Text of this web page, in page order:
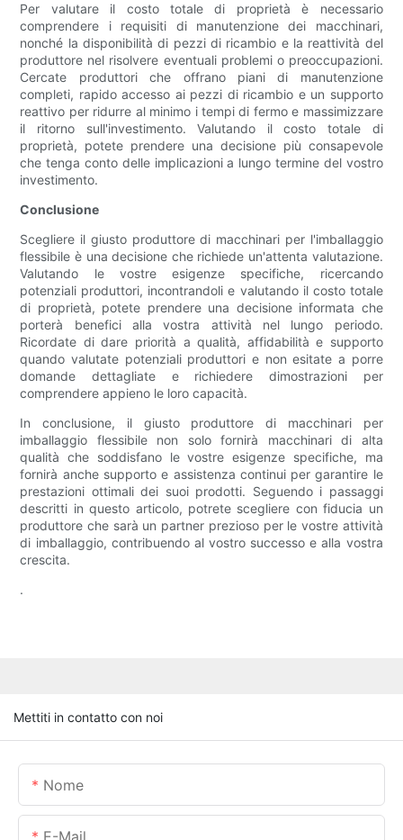
Per valutare il costo totale di proprietà è necessario
comprendere i requisiti di manutenzione dei macchinari,
nonché la disponibilità di pezzi di ricambio e la reattività del
produttore nel risolvere eventuali problemi o preoccupazioni.
Cercate produttori che offrano piani di manutenzione
completi, rapido accesso ai pezzi di ricambio e un supporto
reattivo per ridurre al minimo i tempi di fermo e massimizzare
il ritorno sull'investimento. Valutando il costo totale di
proprietà, potete prendere una decisione più consapevole
che tenga conto delle implicazioni a lungo termine del vostro
investimento.
Conclusione
Scegliere il giusto produttore di macchinari per l'imballaggio
flessibile è una decisione che richiede un'attenta valutazione.
Valutando le vostre esigenze specifiche, ricercando
potenziali produttori, incontrandoli e valutando il costo totale
di proprietà, potete prendere una decisione informata che
porterà benefici alla vostra attività nel lungo periodo.
Ricordate di dare priorità a qualità, affidabilità e supporto
quando valutate potenziali produttori e non esitate a porre
domande dettagliate e richiedere dimostrazioni per
comprendere appieno le loro capacità.
In conclusione, il giusto produttore di macchinari per
imballaggio flessibile non solo fornirà macchinari di alta
qualità che soddisfano le vostre esigenze specifiche, ma
fornirà anche supporto e assistenza continui per garantire le
prestazioni ottimali dei suoi prodotti. Seguendo i passaggi
descritti in questo articolo, potrete scegliere con fiducia un
produttore che sarà un partner prezioso per le vostre attività
di imballaggio, contribuendo al vostro successo e alla vostra
crescita.
.
Mettiti in contatto con noi
Nome
E-Mail